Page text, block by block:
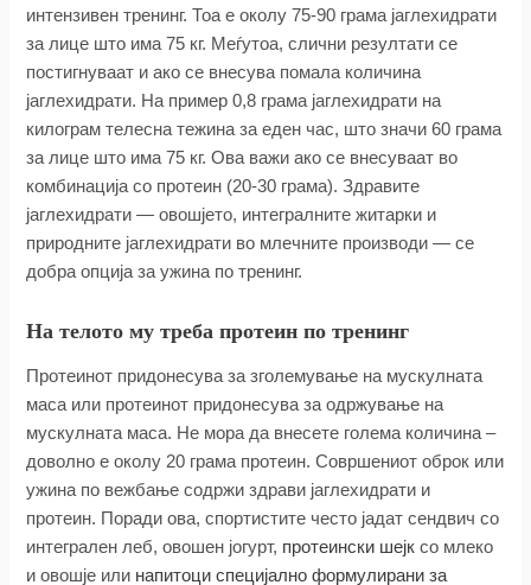
интензивен тренинг. Тоа е околу 75-90 грама јаглехидрати
за лице што има 75 кг. Меѓутоа, слични резултати се
постигнуваат и ако се внесува помала количина
јаглехидрати. На пример 0,8 грама јаглехидрати на
килограм телесна тежина за еден час, што значи 60 грама
за лице што има 75 кг. Ова важи ако се внесуваат во
комбинација со протеин (20-30 грама). Здравите
јаглехидрати — овошјето, интегралните житарки и
природните јаглехидрати во млечните производи — се
добра опција за ужина по тренинг.
На телото му треба протеин по тренинг
Протеинот придонесува за зголемување на мускулната
маса или протеинот придонесува за одржување на
мускулната маса. Не мора да внесете голема количина –
доволно е околу 20 грама протеин. Совршениот оброк или
ужина по вежбање содржи здрави јаглехидрати и
протеин. Поради ова, спортистите често јадат сендвич со
интегрален леб, овошен јогурт, протеински шејк со млеко
и овошје или напитоци специјално формулирани за